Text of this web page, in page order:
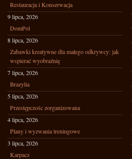
Restauracja i Konserwacja
9 lipca, 2026
DomPol
8 lipca, 2026
Zabawki kreatywne dla małego odkrywcy: jak
wspierać wyobraźnię
7 lipca, 2026
Brazylia
5 lipca, 2026
Przestępczośc zorganizowana
4 lipca, 2026
Plany i wyzwania treningowe
3 lipca, 2026
Karpacz